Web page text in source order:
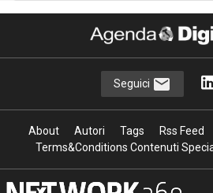
Seguici
About Autori Tags Rss Feed
Terms&Conditions Contenuti